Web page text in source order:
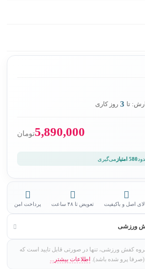
ورزشی
کفش ورزشی، تنها در صورتی قابل تایید است که
(صرفا پرو شده باشد). اطلاعات بیشتر...
تا 3 روز کاری
5,890,000تومان
580 امتیاز می‌گیری
اصل و باکیفیت تعویض تا ۴۸ ساعت پرداخت امن